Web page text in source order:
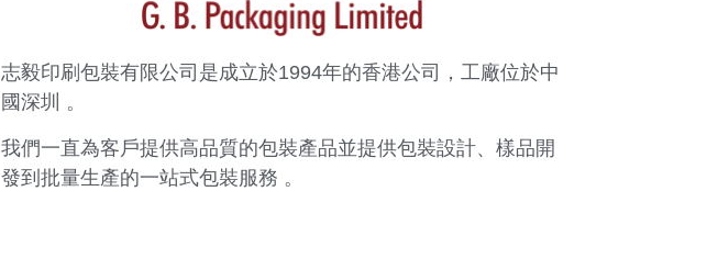
志毅印刷包裝有限公司是成立於1994年的香港公司，工廠位於中
國深圳 。
我們一直為客戶提供高品質的包裝產品並提供包裝設計、樣品開
發到批量生產的一站式包裝服務 。